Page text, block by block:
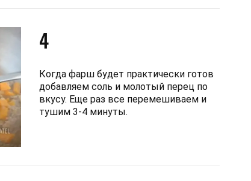
4
Когда фарш будет практически готов
добавляем соль и молотый перец по
вкусу. Еще раз все перемешиваем и
тушим 3-4 минуты.